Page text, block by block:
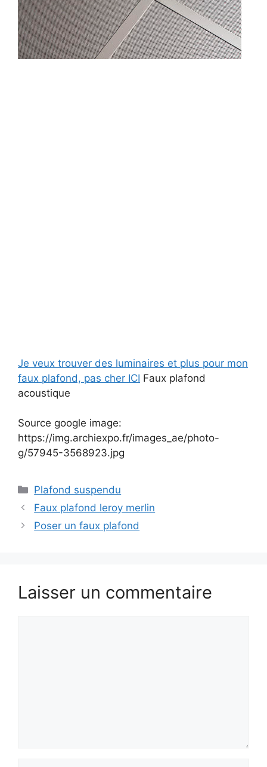
Je veux trouver des luminaires et plus pour mon
faux plafond, pas cher ICI Faux plafond
acoustique
Source google image:
https://img.archiexpo.fr/images_ae/photo-
g/57945-3568923.jpg
Catégories
Plafond suspendu
Faux plafond leroy merlin
Poser un faux plafond
Laisser un commentaire